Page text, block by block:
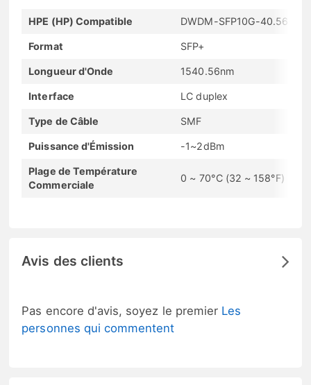
HPE (HP) Compatible DWDM-SFP10G-40.56-40
Format SFP+
Longueur d'Onde 1540.56nm
Interface LC duplex
Type de Câble SMF
Puissance d'Émission -1~2dBm
Plage de Température
Commerciale
0 ~ 70°C (32 ~ 158°F)
Avis des clients
Pas encore d'avis, soyez le premier Les
personnes qui commentent